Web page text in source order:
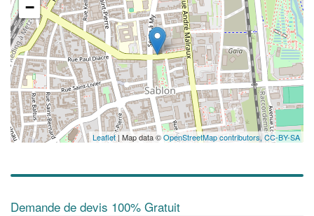
−
Leaflet| Map data ©OpenStreetMap contributors, CC-BY-SA
Demande de devis 100% Gratuit